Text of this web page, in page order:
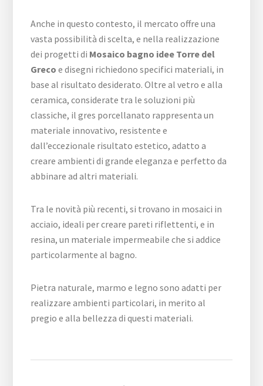
Anche in questo contesto, il mercato offre una
vasta possibilità di scelta, e nella realizzazione
dei progetti di Mosaico bagno idee Torre del
Greco e disegni richiedono specifici materiali, in
base al risultato desiderato. Oltre al vetro e alla
ceramica, considerate tra le soluzioni più
classiche, il gres porcellanato rappresenta un
materiale innovativo, resistente e
dall’eccezionale risultato estetico, adatto a
creare ambienti di grande eleganza e perfetto da
abbinare ad altri materiali.
Tra le novità più recenti, si trovano in mosaici in
acciaio, ideali per creare pareti riflettenti, e in
resina, un materiale impermeabile che si addice
particolarmente al bagno.
Pietra naturale, marmo e legno sono adatti per
realizzare ambienti particolari, in merito al
pregio e alla bellezza di questi materiali.